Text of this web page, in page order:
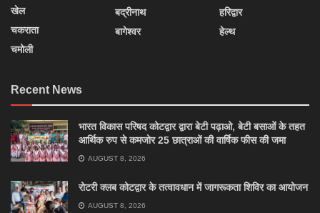
खेल
चकराता
चमोली
बद्रीनाथ
बागेश्वर
हरिद्वार
हेल्थ
Recent News
भारत विकास परिषद कोटद्वार द्वारा बेटी पढ़ाओ, बेटी बसाओं के तहत
आर्थिक रुप से कमजोर 25 छात्राओं की वार्षिक फीस की जमा
AUGUST 8, 2026
रोटरी क्लब कोटद्वार के तत्वावधान में जागरूकता शिविर का आयोजन
AUGUST 8, 2026